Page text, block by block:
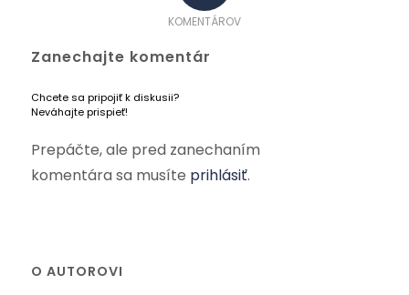
KOMENTÁROV
Zanechajte komentár
Chcete sa pripojiť k diskusii?
Neváhajte prispieť!
Prepáčte, ale pred zanechaním
komentára sa musíte prihlásiť.
O AUTOROVI